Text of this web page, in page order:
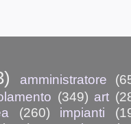
amministratore
(349) art
(260) impianti